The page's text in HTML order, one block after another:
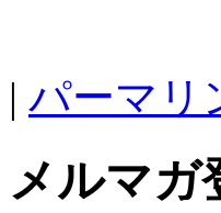
| パーマリ
メルマガ